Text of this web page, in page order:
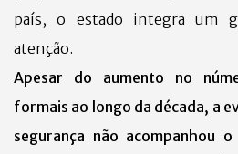
país, o estado integra um
atenção.
Apesar do aumento no
formais ao longo da década, a
segurança não acompanhou